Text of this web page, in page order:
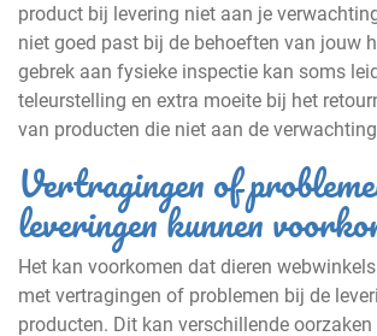
product bij levering niet aan je
niet goed past bij de behoeften van jouw
gebrek aan fysieke inspectie kan soms
teleurstelling en extra moeite bij het
van producten die niet aan de
Vertragingen of
leveringen kunnen
Het kan voorkomen dat dieren
met vertragingen of problemen bij de
producten. Dit kan verschillende